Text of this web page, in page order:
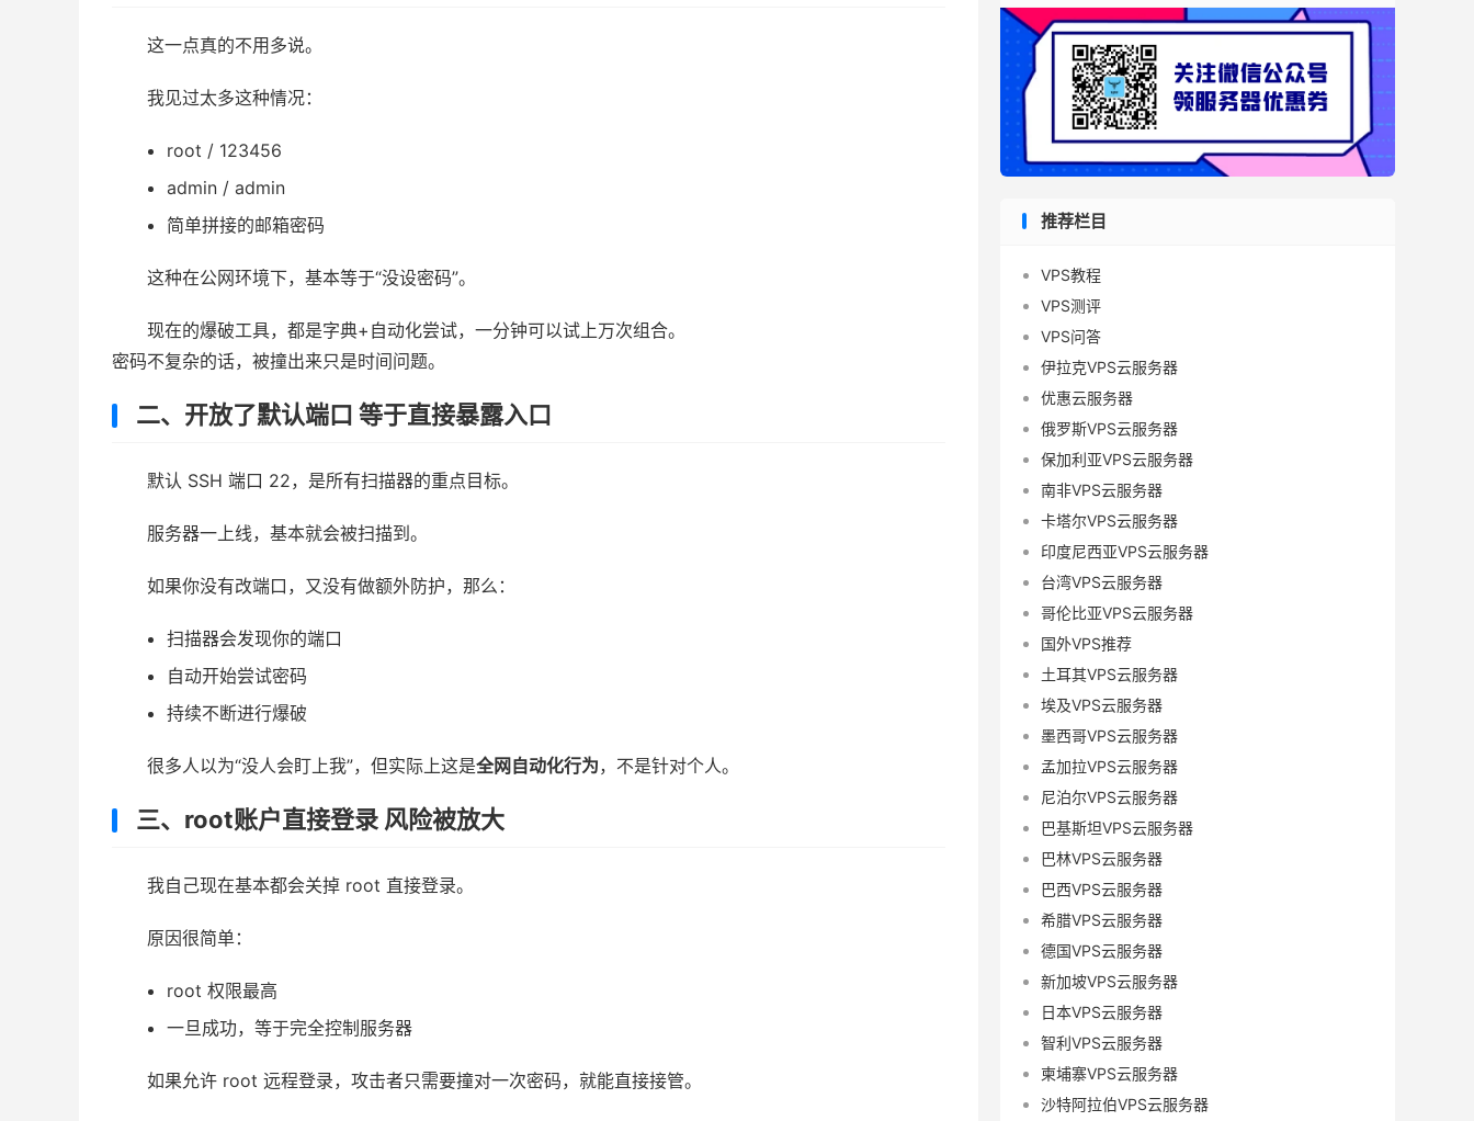
这一点真的不用多说。
我见过太多这种情况：
root / 123456
admin / admin
简单拼接的邮箱密码
这种在公网环境下，基本等于“没设密码”。
现在的爆破工具，都是字典+自动化尝试，一分钟可以试上万次组合。
密码不复杂的话，被撞出来只是时间问题。
二、开放了默认端口 等于直接暴露入口
默认 SSH 端口 22，是所有扫描器的重点目标。
服务器一上线，基本就会被扫描到。
如果你没有改端口，又没有做额外防护，那么：
扫描器会发现你的端口
自动开始尝试密码
持续不断进行爆破
很多人以为“没人会盯上我”，但实际上这是全网自动化行为，不是针对个人。
三、root账户直接登录 风险被放大
我自己现在基本都会关掉 root 直接登录。
原因很简单：
root 权限最高
一旦成功，等于完全控制服务器
如果允许 root 远程登录，攻击者只需要撞对一次密码，就能直接接管。
推荐栏目
VPS教程
VPS测评
VPS问答
伊拉克VPS云服务器
优惠云服务器
俄罗斯VPS云服务器
保加利亚VPS云服务器
南非VPS云服务器
卡塔尔VPS云服务器
印度尼西亚VPS云服务器
台湾VPS云服务器
哥伦比亚VPS云服务器
国外VPS推荐
土耳其VPS云服务器
埃及VPS云服务器
墨西哥VPS云服务器
孟加拉VPS云服务器
尼泊尔VPS云服务器
巴基斯坦VPS云服务器
巴林VPS云服务器
巴西VPS云服务器
希腊VPS云服务器
德国VPS云服务器
新加坡VPS云服务器
日本VPS云服务器
智利VPS云服务器
柬埔寨VPS云服务器
沙特阿拉伯VPS云服务器